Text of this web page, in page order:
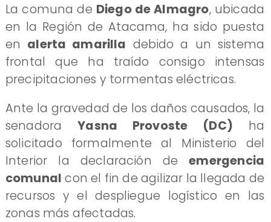
La comuna de Diego de Almagro, ubicada
en la Región de Atacama, ha sido puesta
en alerta amarilla debido a un sistema
frontal que ha traído consigo intensas
precipitaciones y tormentas eléctricas.
Ante la gravedad de los daños causados, la
senadoraYasna Provoste (DC) ha
solicitado formalmente al Ministerio del
Interior la declaración deemergencia
comunal con el fin de agilizar la llegada de
recursos y el despliegue logístico en las
zonas más afectadas.